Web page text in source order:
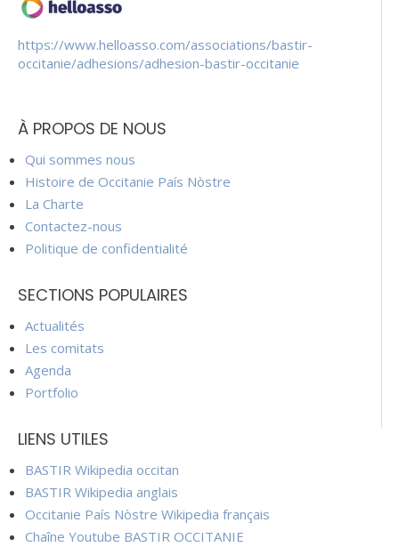
https://www.helloasso.com/associations/bastir-
occitanie/adhesions/adhesion-bastir-occitanie
À PROPOS DE NOUS
Qui sommes nous
Histoire de Occitanie País Nòstre
La Charte
Contactez-nous
Politique de confidentialité
SECTIONS POPULAIRES
Actualités
Les comitats
Agenda
Portfolio
LIENS UTILES
BASTIR Wikipedia occitan
BASTIR Wikipedia anglais
Occitanie País Nòstre Wikipedia français
Chaîne Youtube BASTIR OCCITANIE